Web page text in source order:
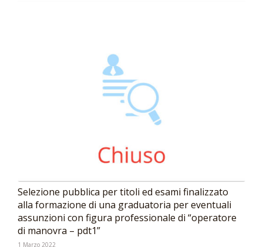
Selezione pubblica per titoli ed esami finalizzato
alla formazione di una graduatoria per eventuali
assunzioni con figura professionale di “operatore
di manovra – pdt1”
1 Marzo 2022